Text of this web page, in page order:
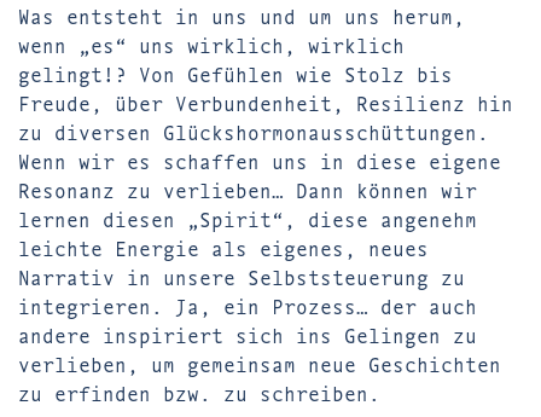
Was entsteht in uns und um uns herum,
wenn „es“ uns wirklich, wirklich
gelingt!? Von Gefühlen wie Stolz bis
Freude, über Verbundenheit, Resilienz hin
zu diversen Glückshormonausschüttungen.
Wenn wir es schaffen uns in diese eigene
Resonanz zu verlieben… Dann können wir
lernen diesen „Spirit“, diese angenehm
leichte Energie als eigenes, neues
Narrativ in unsere Selbststeuerung zu
integrieren. Ja, ein Prozess… der auch
andere inspiriert sich ins Gelingen zu
verlieben, um gemeinsam neue Geschichten
zu erfinden bzw. zu schreiben.